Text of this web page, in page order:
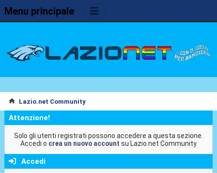
Menu principale
Lazio.net Community
Attenzione!
Solo gli utenti registrati possono accedere a questa sezione.
Accedi o crea un nuovo account su Lazio.net Community
Accedi